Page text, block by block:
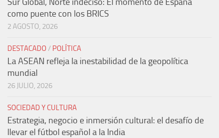
como puente con los BRICS
2 AGOSTO, 2026
DESTACADO / POLÍTICA
La ASEAN refleja la inestabilidad de la geopolítica
mundial
26 JULIO, 2026
SOCIEDAD Y CULTURA
Estrategia, negocio e inmersión cultural: el desafío de
llevar el fútbol español a la India